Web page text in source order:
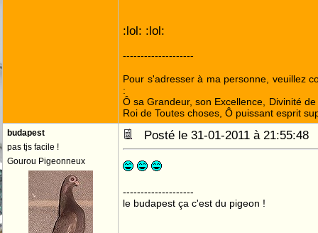
:lol: :lol:
--------------------
Pour s'adresser à ma personne, veuillez
:
Ô sa Grandeur, son Excellence, Divinité
Roi de Toutes choses, Ô puissant esprit
budapest
pas tjs facile !
Gourou Pigeonneux
Posté le 31-01-2011 à
--------------------
le budapest ça c'est du pigeon !